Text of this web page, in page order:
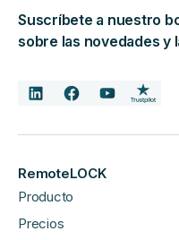
Suscríbete a nuestro
sobre las novedades y
RemoteLOCK
Producto
Precios